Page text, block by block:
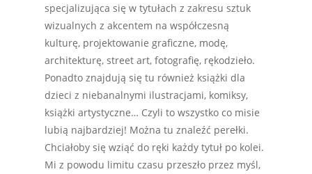
specjalizująca się w tytułach z zakresu sztuk
wizualnych z akcentem na współczesną
kulturę, projektowanie graficzne, modę,
architekturę, street art, fotografię, rękodzieło.
Ponadto znajdują się tu również książki dla
dzieci z niebanalnymi ilustracjami, komiksy,
książki artystyczne… Czyli to wszystko co misie
lubią najbardziej! Można tu znaleźć perełki.
Chciałoby się wziąć do ręki każdy tytuł po kolei.
Mi z powodu limitu czasu przeszło przez myśl,